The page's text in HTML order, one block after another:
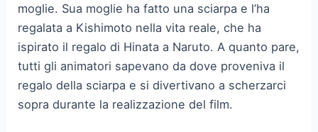
moglie. Sua moglie ha fatto una sciarpa e l’ha
regalata a Kishimoto nella vita reale, che ha
ispirato il regalo di Hinata a Naruto. A quanto pare,
tutti gli animatori sapevano da dove proveniva il
regalo della sciarpa e si divertivano a scherzarci
sopra durante la realizzazione del film.